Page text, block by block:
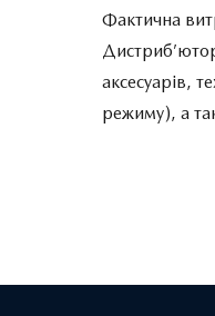
Фактична
аксесуарів,
режиму), а